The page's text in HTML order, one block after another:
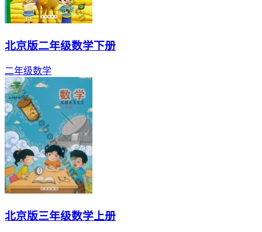
北京版二年级数学下册
二年级数学
北京版三年级数学上册